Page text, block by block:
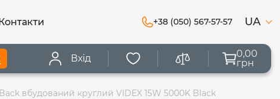
+38 (050) 567-57-57 UA
Вхід
0,00
грн
вбудований круглий VIDEX 15W 5000K Black